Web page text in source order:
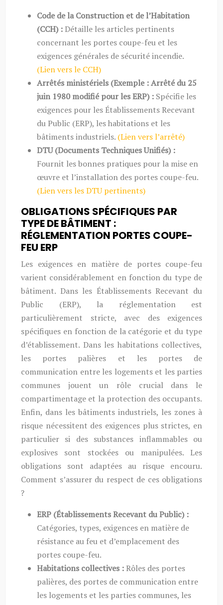
Code de la Construction et de l’Habitation
(CCH) : Détaille les articles pertinents
concernant les portes coupe-feu et les
exigences générales de sécurité incendie.
(Lien vers le CCH)
Arrêtés ministériels (Exemple : Arrêté du 25
juin 1980 modifié pour les ERP) : Spécifie les
exigences pour les Établissements Recevant
du Public (ERP), les habitations et les
bâtiments industriels. (Lien vers l’arrêté)
DTU (Documents Techniques Unifiés) :
Fournit les bonnes pratiques pour la mise en
œuvre et l’installation des portes coupe-feu.
(Lien vers les DTU pertinents)
OBLIGATIONS SPÉCIFIQUES PAR
TYPE DE BÂTIMENT :
RÉGLEMENTATION PORTES COUPE-
FEU ERP
Les exigences en matière de portes coupe-feu
varient considérablement en fonction du type de
bâtiment. Dans les Établissements Recevant du
Public (ERP), la réglementation est
particulièrement stricte, avec des exigences
spécifiques en fonction de la catégorie et du type
d’établissement. Dans les habitations collectives,
les portes palières et les portes de
communication entre les logements et les parties
communes jouent un rôle crucial dans le
compartimentage et la protection des occupants.
Enfin, dans les bâtiments industriels, les zones à
risque nécessitent des exigences plus strictes, en
particulier si des substances inflammables ou
explosives sont stockées ou manipulées. Les
obligations sont adaptées au risque encouru.
Comment s’assurer du respect de ces obligations
?
ERP (Établissements Recevant du Public) :
Catégories, types, exigences en matière de
résistance au feu et d’emplacement des
portes coupe-feu.
Habitations collectives : Rôles des portes
palières, des portes de communication entre
les logements et les parties communes, les